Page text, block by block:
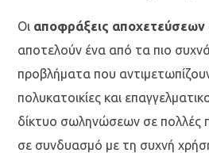
Οι αποφράξεις αποχετεύσεων
αποτελούν ένα από τα πιο
προβλήματα που
πολυκατοικίες και
δίκτυο σωληνώσεων σε πολλές
σε συνδυασμό με τη συχνή